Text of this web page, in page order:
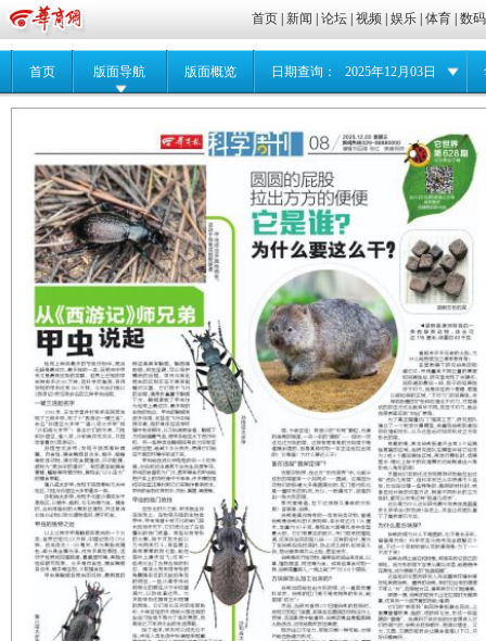
首页 |新闻 |论坛 |视频 |娱乐 |体育 |数码
首页 版面导航 版面概览 日期查询： 2025年12月03日